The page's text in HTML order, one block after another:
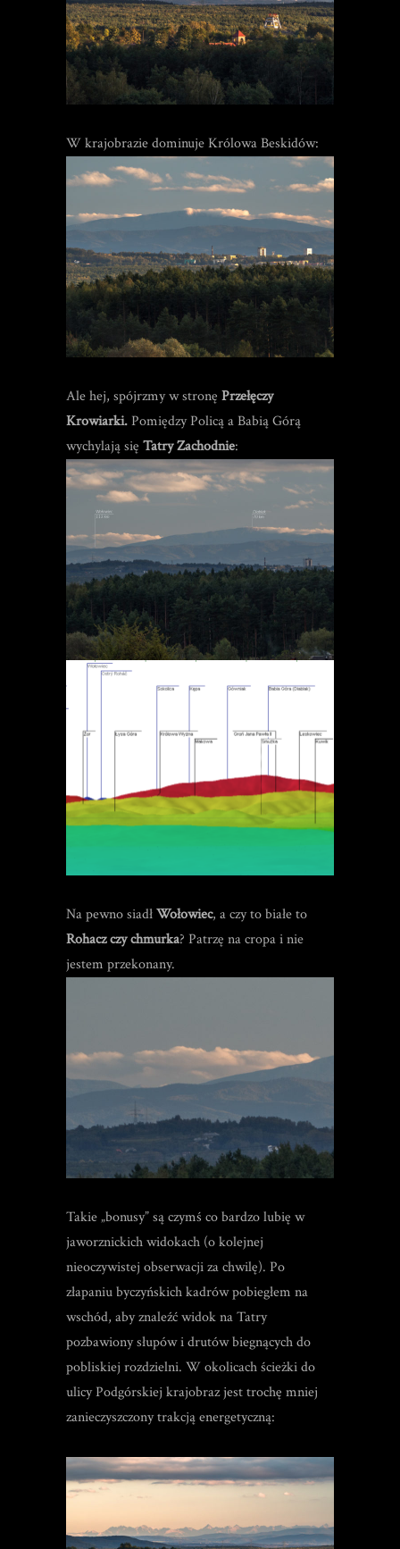
W krajobrazie dominuje Królowa Beskidów:
Ale hej, spójrzmy w stronę Przełęczy
Krowiarki.Pomiędzy Policą a Babią Górą
wychylają się Tatry Zachodnie:
Na pewno siadłWołowiec, a czy to białe to
Rohacz czy chmurka? Patrzę na cropa i nie
jestem przekonany.
Takie „bonusy” są czymś co bardzo lubię w
jaworznickich widokach (o kolejnej
nieoczywistej obserwacji za chwilę). Po
złapaniu byczyńskich kadrów pobiegłem na
wschód, aby znaleźć widok na Tatry
pozbawiony słupów i drutów biegnących do
pobliskiej rozdzielni. W okolicach ścieżki do
ulicy Podgórskiej krajobraz jest trochę mniej
zanieczyszczony trakcją energetyczną: